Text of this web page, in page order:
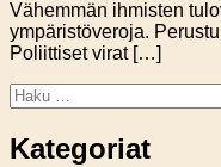
Vähemmän ihmisten
ympäristöveroja.
Poliittiset virat […]
Haku:
Kategoriat